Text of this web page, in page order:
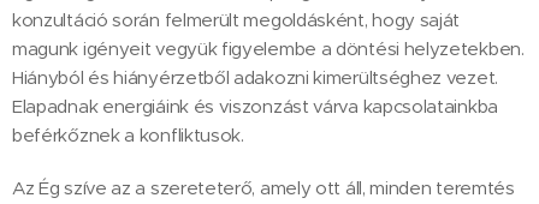
konzultáció során felmerült megoldásként, hogy saját
magunk igényeit vegyük figyelembe a döntési helyzetekben.
Hiányból és hiányérzetből adakozni kimerültséghez vezet.
Elapadnak energiáink és viszonzást várva kapcsolatainkba
beférkőznek a konfliktusok.
Az Ég szíve az a szereteterő, amely ott áll, minden teremtés